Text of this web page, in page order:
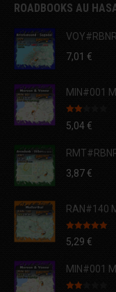
ROADBOOKS AU
7,01 €
MIN#001
Note
2.00
5
5,04€
3,87€
RAN#140
Note 5.00
sur 5
5,29 €
MIN#001